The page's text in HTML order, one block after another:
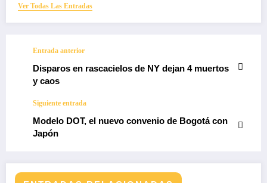
Ver Todas Las Entradas
Entrada anterior
Disparos en rascacielos de NY dejan 4 muertos
y caos
Siguiente entrada
Modelo DOT, el nuevo convenio de Bogotá con
Japón